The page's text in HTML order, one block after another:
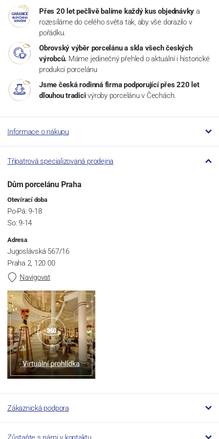
Přes 20 let pečlivě balíme každý kus objednávky a
rozesíláme do celého světa tak, aby vše dorazilo v
pořádku.
Obrovský výběr porcelánu a skla všech českých
výrobců. Máme jedinečný přehled o aktuální i historické
produkci porcelánu
Jsme česká rodinná firma podporující přes 220 let
dlouhou tradici výroby porcelánu v Čechách.
Informace o nákupu
Třípatrová specializovaná prodejna
Dům porcelánu Praha
Otevírací doba
Po-Pá: 9-18
So: 9-14
Adresa
Jugoslávská 567/16
Praha 2, 120 00
Navigovat
Zákaznická podpora